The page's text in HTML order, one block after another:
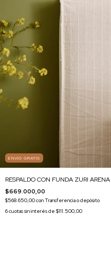
ENVÍO GRATIS
RESPALDO CON FUNDA ZURI ARENA
$669.000,00
$568.650,00conTransferencia o depósito
6cuotas sin interés de $111.500,00